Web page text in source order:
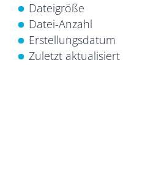
Dateigröße
Datei-Anzahl
Erstellungsdatum
Zuletzt aktualisiert